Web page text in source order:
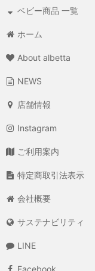
ベビー商品 一覧
ホーム
About albetta
NEWS
店舗情報
Instagram
ご利用案内
特定商取引法表示
会社概要
サステナビリティ
LINE
Facebook